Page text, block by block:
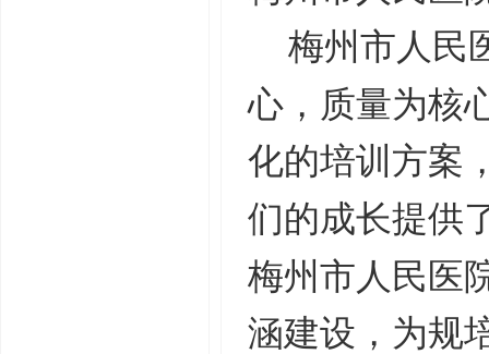
梅州市人民
心，质量为核
化的培训方案
们的成长提供
梅州市人民医
涵建设，为规